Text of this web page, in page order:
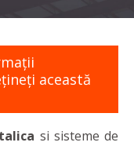
această
si sisteme de